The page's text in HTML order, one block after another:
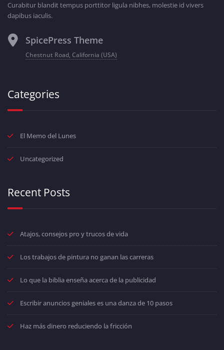
Curabitur blandit tempus porttitor ligula nibhes, molestie id vivers
dapibus iaculis.
SpicePress Theme
Chestnut Road, California (USA)
Categories
El Memo del Lunes
Uncategorized
Recent Posts
Atajos, consejos pro y trucos de vida
Los trabajos de pintura no ganan las carreras
Lo que la biblia enseña acerca de la publicidad
Escribir anuncios geniales es una danza de 10 pasos
Haz más dinero reduciendo la fricción